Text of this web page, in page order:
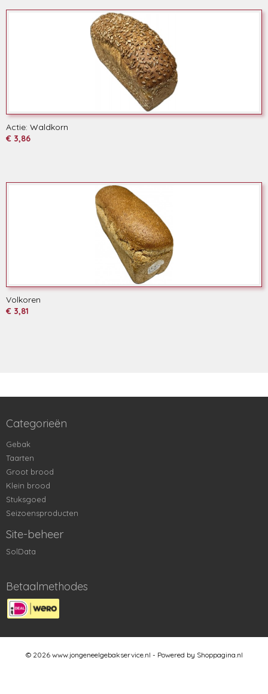
Actie: Waldkorn
€ 3,86
Volkoren
€ 3,81
Categorieën
Gebak
Taarten
Groot brood
Klein brood
Stuksgoed
Seizoensproducten
Site-beheer
SolData
Betaalmethodes
© 2026 www.jongeneelgebakservice.nl - Powered by Shoppagina.nl